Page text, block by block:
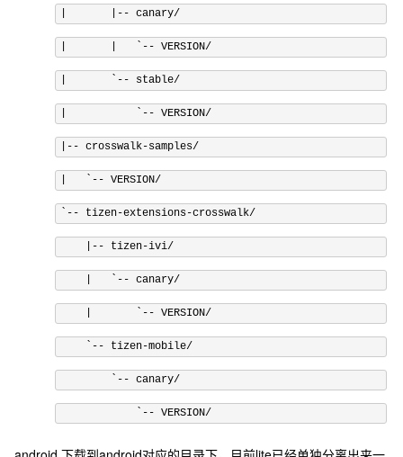
|-- canary/
`-- VERSION/
-- stable/
`-- VERSION/
|-- crosswalk-samples/
-- VERSION/
`-- tizen-extensions-crosswalk/
    |-- tizen-ivi/
-- canary/
`-- VERSION/
-- tizen-mobile/
`-- canary/
-- VERSION/